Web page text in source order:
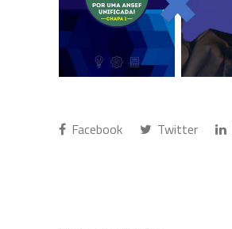
Facebook Twitter